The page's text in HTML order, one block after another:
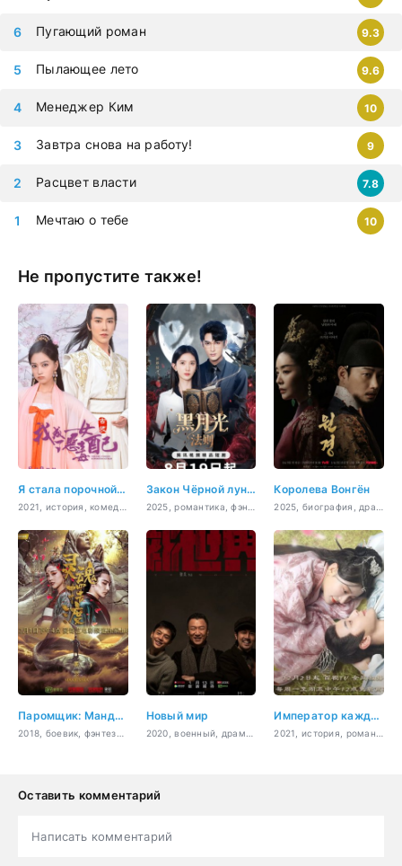
Мечтаю о тебе 10
Расцвет власти 7.8
Завтра снова на работу! 9
Менеджер Ким 10
Пылающее лето 9.6
Пугающий роман 9.3
Не пропустите также!
Я стала порочной актрисой второго плана Закон Чёрной луны Королева Вонгён
Паромщик: Манджусака Новый мир Император каждый день желает свергнуть императрицу
Оставить комментарий
Написать комментарий